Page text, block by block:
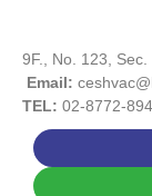
9F., No. 123, Sec.
Email:
TEL: 02-8772-